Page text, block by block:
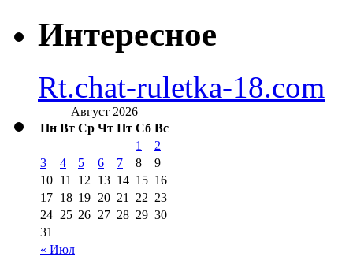
Интересное
Rt.chat-ruletka-18.com
Август 2026
Пн Вт Ср Чт Пт Сб Вс
« Июл
1
2
3
4 5 6 7 8
9
10 11 12 13 14 15 16
17 18 19 20 21 22 23
24 25 26 27 28 29 30
31